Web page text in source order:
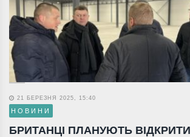
21 БЕРЕЗНЯ 2025, 15:40
НОВИНИ
БРИТАНЦІ ПЛАНУЮТЬ